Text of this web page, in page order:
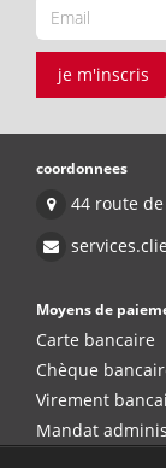
je m'inscris
coordonnees
44 route de
Moyens de
Carte bancaire
Chèque
Virement
Mandat